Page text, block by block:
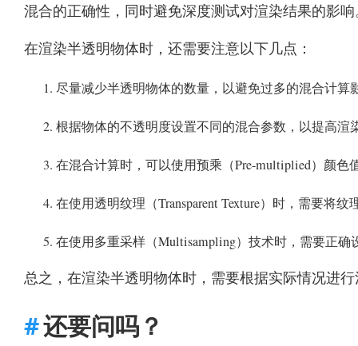
混合的正确性，同时避免深度测试对渲染结果的影
在渲染半透明物体时，还需要注意以下几点：
尽量减少半透明物体的数量，以避免过多的混合计算
根据物体的不透明度设置不同的混合参数，以提高渲
在混合计算时，可以使用预乘（Pre-multiplied）颜
在使用透明纹理（Transparent Texture）时，需要将
在使用多重采样（Multisampling）技术时，需要正
总之，在渲染半透明物体时，需要根据实际情况进
还要问吗？